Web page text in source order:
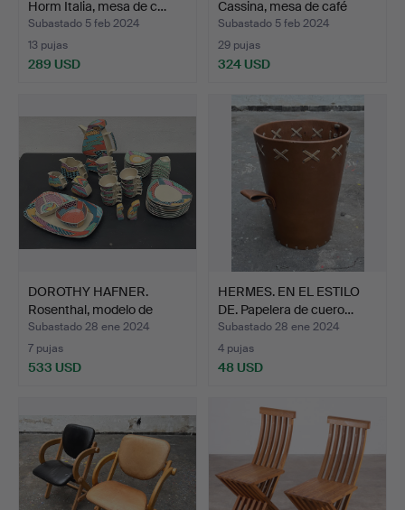
Horm Italia, mesa de c…
Subastado 5 feb 2024
13 pujas
289 USD
Cassina, mesa de café
mod…
Subastado 5 feb 2024
29 pujas
324 USD
DOROTHY HAFNER.
Rosenthal, modelo de
servi…
Subastado 28 ene 2024
7 pujas
533 USD
HERMES. EN EL ESTILO
DE. Papelera de cuero…
Subastado 28 ene 2024
4 pujas
48 USD